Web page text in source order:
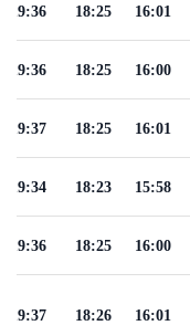
16:01
18:25
19:36
16:00
18:25
19:36
16:01
18:25
19:37
15:58
18:23
19:34
16:00
18:25
19:36
16:01
18:26
19:37